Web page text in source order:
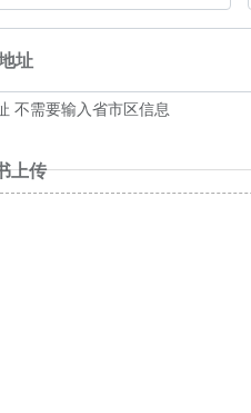
址
不需要输入省市区信息
上传